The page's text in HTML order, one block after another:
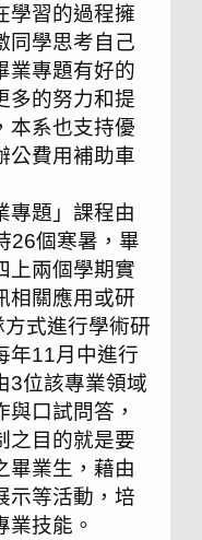
學習的過程擁
同學思考自己
業專題有好的
多的努力和提
本系也支持優
公費用補助車
專題」課程由
26個寒暑，畢
上兩個學期實
相關應用或研
式進行學術研
年11月中進行
3位該專業領域
口試問答，
之目的就是要
畢業生，藉由
示等活動，培
業技能。